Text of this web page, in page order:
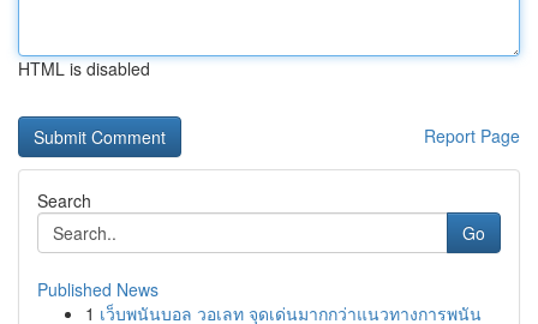
HTML is disabled
Report Page
Search
Go
Published News
1 เว็บพนันบอล วอเลท จุดเด่นมากกว่าแนวทางการพนัน